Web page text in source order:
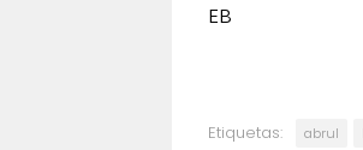
EB
Etiquetas: abrul